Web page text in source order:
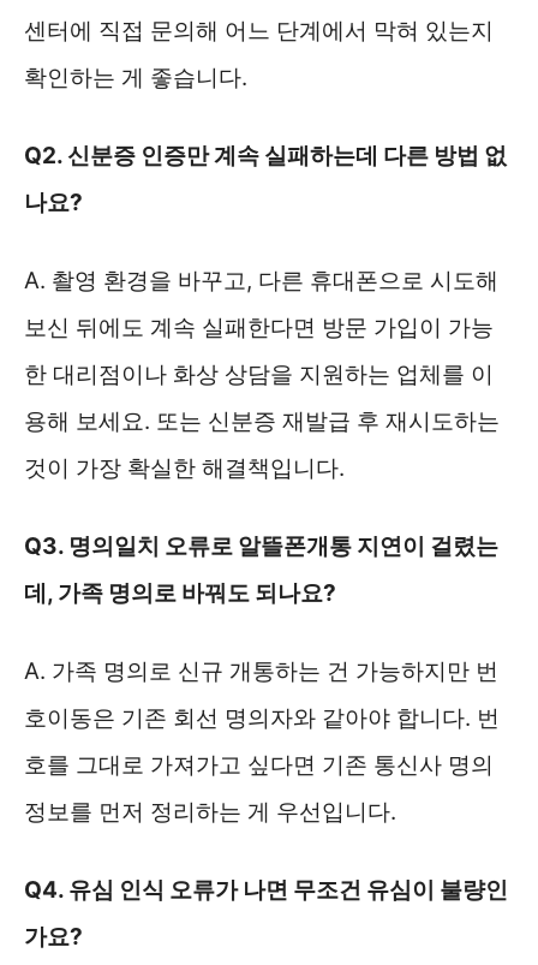
센터에 직접 문의해 어느 단계에서 막혀 있는지
확인하는 게 좋습니다.
Q2. 신분증 인증만 계속 실패하는데 다른 방법 없
나요?
A. 촬영 환경을 바꾸고, 다른 휴대폰으로 시도해
보신 뒤에도 계속 실패한다면 방문 가입이 가능
한 대리점이나 화상 상담을 지원하는 업체를 이
용해 보세요. 또는 신분증 재발급 후 재시도하는
것이 가장 확실한 해결책입니다.
Q3. 명의일치 오류로 알뜰폰개통 지연이 걸렸는
데, 가족 명의로 바꿔도 되나요?
A. 가족 명의로 신규 개통하는 건 가능하지만 번
호이동은 기존 회선 명의자와 같아야 합니다. 번
호를 그대로 가져가고 싶다면 기존 통신사 명의
정보를 먼저 정리하는 게 우선입니다.
Q4. 유심 인식 오류가 나면 무조건 유심이 불량인
가요?